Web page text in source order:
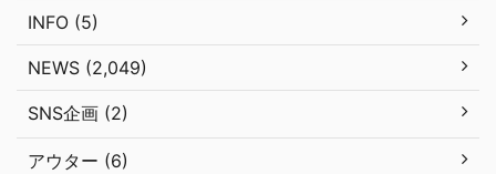
INFO (5)
NEWS (2,049)
SNS企画 (2)
アウター (6)